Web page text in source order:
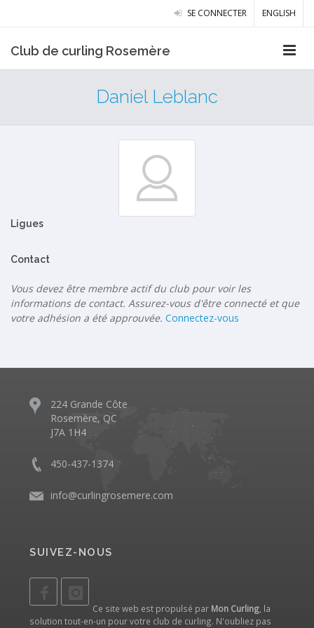
SE CONNECTER ENGLISH
Club de curling Rosemère
Daniel Leblanc
Ligues
Contact
Vous devez être membre actif du club pour voir les
informations de contact. Assurez-vous d'être connecté et que
votre adhésion a été approuvée. Connectez-vous
224 Grande Côte
Rosemère, QC
J7A 1H4
450-437-1374
info@curlingrosemere.com
SUIVEZ-NOUS
Ce site web est propulsé par Mon Curling , la
solution tout-en-un pour votre club de curling. N'oubliez pas